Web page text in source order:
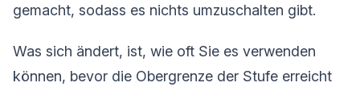
gemacht, sodass es nichts umzuschalten gibt.
Was sich ändert, ist, wie oft Sie es verwenden
können, bevor die Obergrenze der Stufe erreicht